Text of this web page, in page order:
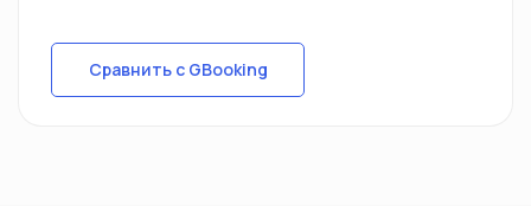
Сравнить с GBooking